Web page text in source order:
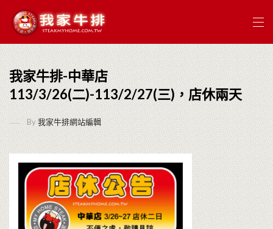
我家牛排-中華店
113/3/26(二)-113/2/27(三)，店休兩天
By我家牛排網站編輯